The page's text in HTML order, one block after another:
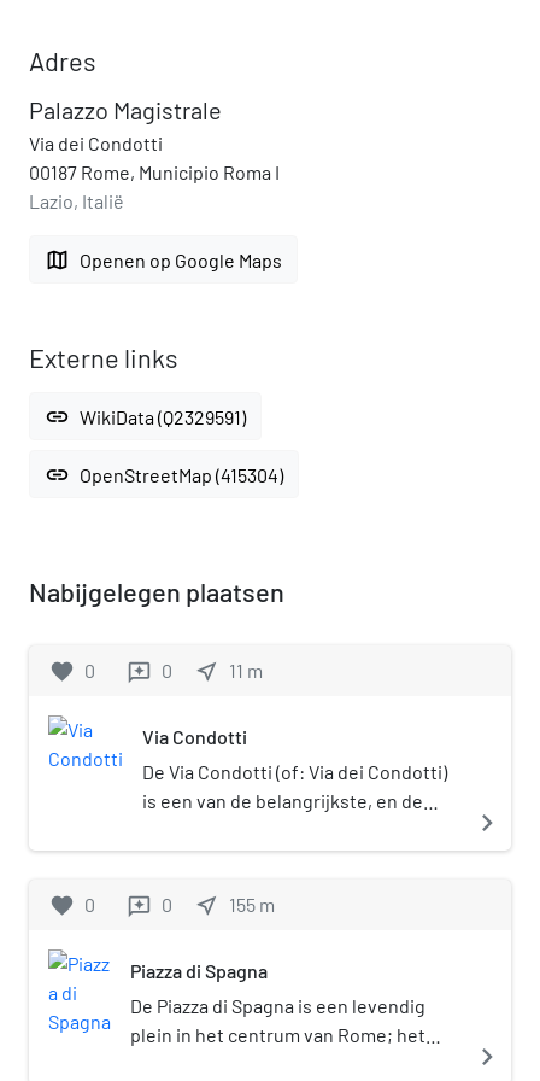
Adres
Palazzo Magistrale
Via dei Condotti
00187 Rome, Municipio Roma I
Lazio, Italië
map Openen op Google Maps
Externe links
link WikiData (Q2329591)
link OpenStreetMap (415304)
Nabijgelegen plaatsen
favorite 0 reviews 0 near_me 11 m
Via Condotti
De Via Condotti (of: Via dei Condotti)
is een van de belangrijkste, en de
Italiaanse hoofdstad Rome.
navigate_next
favorite 0 reviews 0 near_me 155 m
Piazza di Spagna
De Piazza di Spagna is een levendig
plein in het centrum van Rome; het
navigate_next